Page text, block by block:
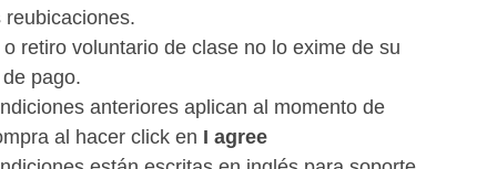
retiro voluntario de clase no lo exime de su
pago.
anteriores aplican al momento de
al hacer click en I agree